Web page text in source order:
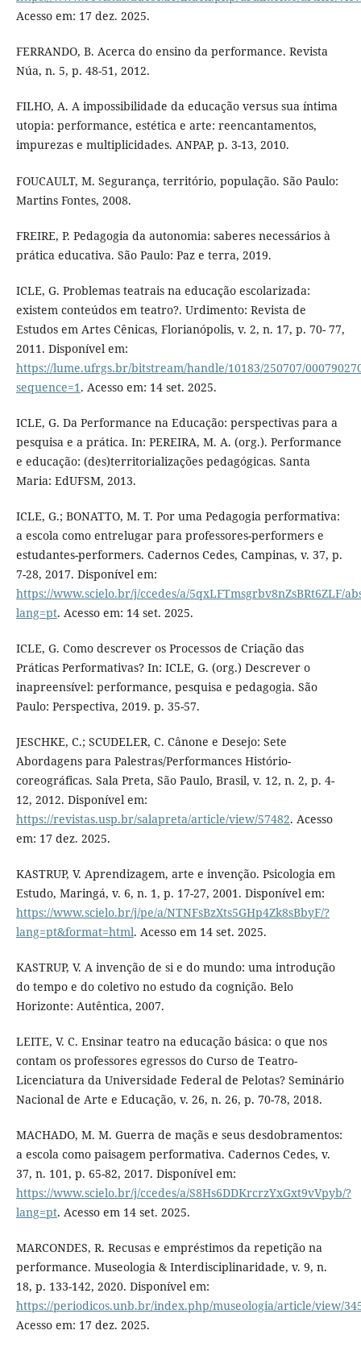
Acesso em: 17 dez. 2025.
FERRANDO, B. Acerca do ensino da performance. Revista
Núa, n. 5, p. 48-51, 2012.
FILHO, A. A impossibilidade da educação versus sua íntima
utopia: performance, estética e arte: reencantamentos,
impurezas e multiplicidades. ANPAP, p. 3-13, 2010.
FOUCAULT, M. Segurança, território, população. São Paulo:
Martins Fontes, 2008.
FREIRE, P. Pedagogia da autonomia: saberes necessários à
prática educativa. São Paulo: Paz e terra, 2019.
ICLE, G. Problemas teatrais na educação escolarizada:
existem conteúdos em teatro?. Urdimento: Revista de
Estudos em Artes Cênicas, Florianópolis, v. 2, n. 17, p. 70- 77,
2011. Disponível em:
https://lume.ufrgs.br/bitstream/handle/10183/250707/
sequence=1 . Acesso em: 14 set. 2025.
ICLE, G. Da Performance na Educação: perspectivas para a
pesquisa e a prática. In: PEREIRA, M. A. (org.). Performance
e educação: (des)territorializações pedagógicas. Santa
Maria: EdUFSM, 2013.
ICLE, G.; BONATTO, M. T. Por uma Pedagogia performativa:
a escola como entrelugar para professores-performers e
estudantes-performers. Cadernos Cedes, Campinas, v. 37, p.
7-28, 2017. Disponível em:
https://www.scielo.br/j/ccedes/a/5qxLFTmsgrbv8nZsBRt6ZLF/
lang=pt. Acesso em: 14 set. 2025.
ICLE, G. Como descrever os Processos de Criação das
Práticas Performativas? In: ICLE, G. (org.) Descrever o
inapreensível: performance, pesquisa e pedagogia. São
Paulo: Perspectiva, 2019. p. 35-57.
JESCHKE, C.; SCUDELER, C. Cânone e Desejo: Sete
Abordagens para Palestras/Performances Histório-
coreográficas. Sala Preta, São Paulo, Brasil, v. 12, n. 2, p. 4-
12, 2012. Disponível em:
https://revistas.usp.br/salapreta/article/view/57482. Acesso
em: 17 dez. 2025.
KASTRUP, V. Aprendizagem, arte e invenção. Psicologia em
Estudo, Maringá, v. 6, n. 1, p. 17-27, 2001. Disponível em:
https://www.scielo.br/j/pe/a/NTNFsBzXts5GHp4Zk8sBbyF/?
lang=pt&format=html. Acesso em 14 set. 2025.
KASTRUP, V. A invenção de si e do mundo: uma introdução
do tempo e do coletivo no estudo da cognição. Belo
Horizonte: Autêntica, 2007.
LEITE, V. C. Ensinar teatro na educação básica: o que nos
contam os professores egressos do Curso de Teatro-
Licenciatura da Universidade Federal de Pelotas? Seminário
Nacional de Arte e Educação, v. 26, n. 26, p. 70-78, 2018.
MACHADO, M. M. Guerra de maçãs e seus desdobramentos:
a escola como paisagem performativa. Cadernos Cedes, v.
37, n. 101, p. 65-82, 2017. Disponível em:
https://www.scielo.br/j/ccedes/a/S8Hs6DDKrcrzYxGxt9vVpyb/?
lang=pt. Acesso em 14 set. 2025.
MARCONDES, R. Recusas e empréstimos da repetição na
performance. Museologia & Interdisciplinaridade, v. 9, n.
18, p. 133-142, 2020. Disponível em:
https://periodicos.unb.br/index.php/museologia/article/view/
Acesso em: 17 dez. 2025.